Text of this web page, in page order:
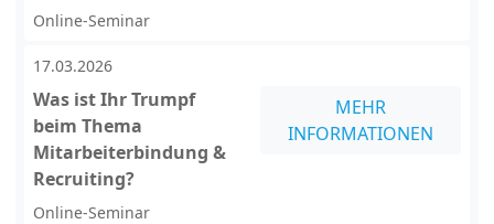
Online-Seminar
17.03.2026
Was ist Ihr Trumpf
beim Thema
Mitarbeiterbindung &
Recruiting?
MEHR
INFORMATIONEN
Online-Seminar